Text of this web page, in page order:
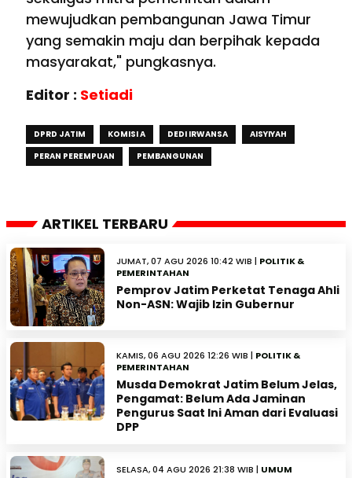
mewujudkan pembangunan Jawa Timur
yang semakin maju dan berpihak kepada
masyarakat," pungkasnya.
Editor : Setiadi
DPRD JATIM KOMISI A DEDI IRWANSA
AISYIYAH
PERAN PEREMPUAN
PEMBANGUNAN
ARTIKEL TERBARU
JUMAT, 07 AGU 2026 10:42 WIB | POLITIK &
PEMERINTAHAN
Pemprov Jatim Perketat Tenaga Ahli
Non-ASN: Wajib Izin Gubernur
KAMIS, 06 AGU 2026 12:26 WIB | POLITIK &
PEMERINTAHAN
Musda Demokrat Jatim Belum Jelas,
Pengamat: Belum Ada Jaminan
Pengurus Saat Ini Aman dari Evaluasi
DPP
SELASA, 04 AGU 2026 21:38 WIB | UMUM